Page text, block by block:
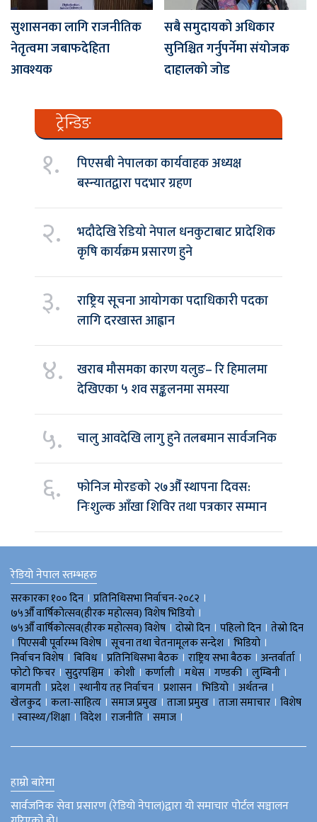
सुशासनका लागि राजनीतिक
नेतृत्वमा जबाफदेहिता
आवश्यक
सबै समुदायको अधिकार
सुनिश्चित गर्नुपर्नेमा संयोजक
दाहालको जोड
ट्रेन्डिङ
१.
पिएसबी नेपालका कार्यवाहक अध्यक्ष
बस्न्यातद्वारा पदभार ग्रहण
२.
भदौदेखि रेडियो नेपाल धनकुटाबाट प्रादेशिक
कृषि कार्यक्रम प्रसारण हुने
३.
राष्ट्रिय सूचना आयोगका पदाधिकारी पदका
लागि दरखास्त आह्वान
४.
खराब मौसमका कारण यलुङ– रि हिमालमा
देखिएका ५ शव सङ्कलनमा समस्या
५. चालु आवदेखि लागु हुने तलबमान सार्वजनिक
६.
फोनिज मोरङको २७औँ स्थापना दिवस:
निःशुल्क आँखा शिविर तथा पत्रकार सम्मान
रेडियो नेपाल स्तम्भहरु
सरकारका १०० दिन । प्रतिनिधिसभा निर्वाचन-२०८२ ।
७५औँ वार्षिकोत्सव(हीरक महोत्सव) विशेष भिडियाे ।
७५औँ वार्षिकोत्सव(हीरक महोत्सव) विशेष । दोस्रो दिन । पहिलो दिन । तेस्रो दिन
। पिएसबी पूर्वारम्भ विशेष । सूचना तथा चेतनामूलक सन्देश । भिडियाे ।
निर्वाचन विशेष । बिविध। प्रतिनिधिसभा बैठक । राष्ट्रिय सभा बैठक । अन्तर्वार्ता ।
फोटो फिचर । सुदुरपश्चिम । काेशी । कर्णाली । मधेस । गण्डकी । लुम्बिनी ।
बागमती । प्रदेश । स्थानीय तह निर्वाचन । प्रशासन । भिडियो । अर्थतन्त्र ।
खेलकुद । कला-साहित्य । समाज प्रमुख । ताजा प्रमुख । ताजा समाचार । विशेष
। स्वास्थ्य/शिक्षा । विदेश । राजनीति । समाज ।
हाम्रो बारेमा
सार्वजनिक सेवा प्रसारण (रेडियो नेपाल)द्वारा यो समाचार पोर्टल सञ्चालन